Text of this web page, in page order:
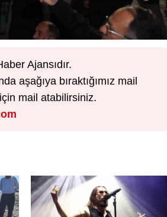
Ajansıdır.
aşağıya bıraktığımız mail
mail atabilirsiniz.